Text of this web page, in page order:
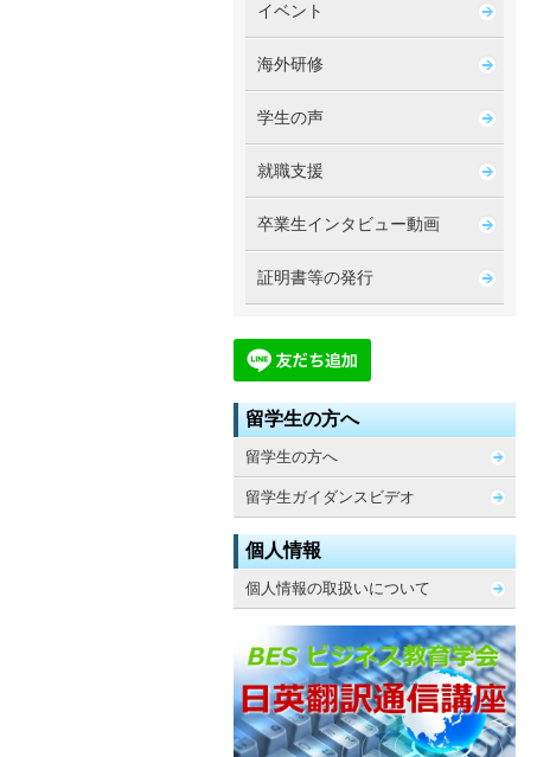
イベント
海外研修
学生の声
就職支援
卒業生インタビュー動画
証明書等の発行
留学生の方へ
留学生の方へ
留学生ガイダンスビデオ
個人情報
個人情報の取扱いについて